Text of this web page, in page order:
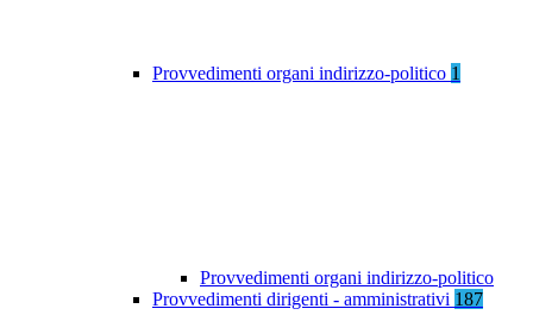
Provvedimenti organi indirizzo-politico 1
Provvedimenti organi indirizzo-politico
Provvedimenti dirigenti - amministrativi 187